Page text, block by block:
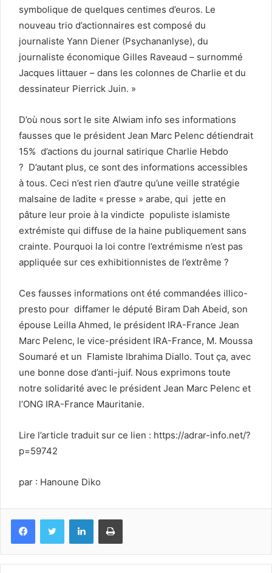
symbolique de quelques centimes d’euros. Le
nouveau trio d’actionnaires est composé du
journaliste Yann Diener (Psychananlyse), du
journaliste économique Gilles Raveaud – surnommé
Jacques littauer – dans les colonnes de Charlie et du
dessinateur Pierrick Juin. »
D’où nous sort le site Alwiam info ses informations
fausses que le président Jean Marc Pelenc détiendrait
15% d’actions du journal satirique Charlie Hebdo
? D’autant plus, ce sont des informations accessibles
à tous. Ceci n’est rien d’autre qu’une veille stratégie
malsaine de ladite « presse » arabe, qui jette en
pâture leur proie à la vindicte populiste islamiste
extrémiste qui diffuse de la haine publiquement sans
crainte. Pourquoi la loi contre l’extrémisme n’est pas
appliquée sur ces exhibitionnistes de l’extrême ?
Ces fausses informations ont été commandées illico-
presto pour diffamer le député Biram Dah Abeid, son
épouse Leilla Ahmed, le président IRA-France Jean
Marc Pelenc, le vice-président IRA-France, M. Moussa
Soumaré et un Flamiste Ibrahima Diallo. Tout ça, avec
une bonne dose d’anti-juif. Nous exprimons toute
notre solidarité avec le président Jean Marc Pelenc et
l’ONG IRA-France Mauritanie.
Lire l’article traduit sur ce lien : https://adrar-info.net/?
p=59742
par : Hanoune Diko
FacebookTwitter LinkedinImprimer